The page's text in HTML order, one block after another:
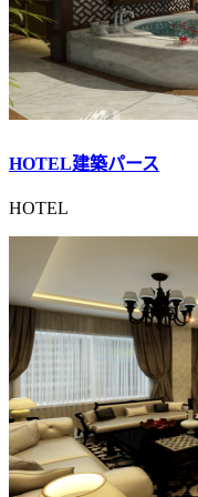
HOTEL建築パース
HOTEL